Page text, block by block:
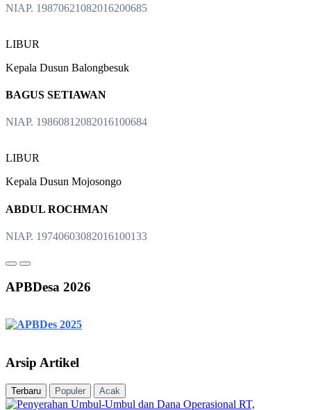
NIAP. 19870621082016200685
LIBUR
Kepala Dusun Balongbesuk
BAGUS SETIAWAN
NIAP. 19860812082016100684
LIBUR
Kepala Dusun Mojosongo
ABDUL ROCHMAN
NIAP. 19740603082016100133
APBDesa 2026
Arsip Artikel
Terbaru Populer Acak